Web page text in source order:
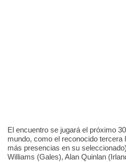
El encuentro se jugará el próximo
mundo, como el reconocido tercera
más presencias en su
Williams (Gales), Alan Quinlan